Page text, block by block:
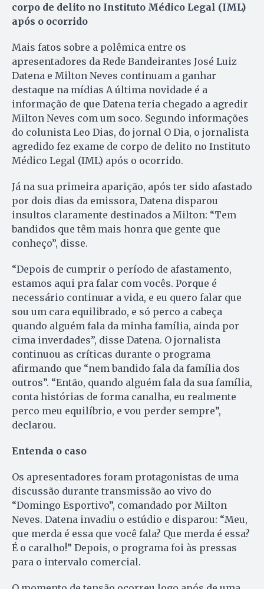
corpo de delito no Instituto Médico Legal (IML)
após o ocorrido
Mais fatos sobre a polêmica entre os
apresentadores da Rede Bandeirantes José Luiz
Datena e Milton Neves continuam a ganhar
destaque na mídias A última novidade é a
informação de que Datena teria chegado a agredir
Milton Neves com um soco. Segundo informações
do colunista Leo Dias, do jornal O Dia, o jornalista
agredido fez exame de corpo de delito no Instituto
Médico Legal (IML) após o ocorrido.
Já na sua primeira aparição, após ter sido afastado
por dois dias da emissora, Datena disparou
insultos claramente destinados a Milton: “Tem
bandidos que têm mais honra que gente que
conheço”, disse.
“Depois de cumprir o período de afastamento,
estamos aqui pra falar com vocês. Porque é
necessário continuar a vida, e eu quero falar que
sou um cara equilibrado, e só perco a cabeça
quando alguém fala da minha família, ainda por
cima inverdades”, disse Datena. O jornalista
continuou as críticas durante o programa
afirmando que “nem bandido fala da família dos
outros”. “Então, quando alguém fala da sua família,
conta histórias de forma canalha, eu realmente
perco meu equilíbrio, e vou perder sempre”,
declarou.
Entenda o caso
Os apresentadores foram protagonistas de uma
discussão durante transmissão ao vivo do
“Domingo Esportivo”, comandado por Milton
Neves. Datena invadiu o estúdio e disparou: “Meu,
que merda é essa que você fala? Que merda é essa?
É o caralho!” Depois, o programa foi às pressas
para o intervalo comercial.